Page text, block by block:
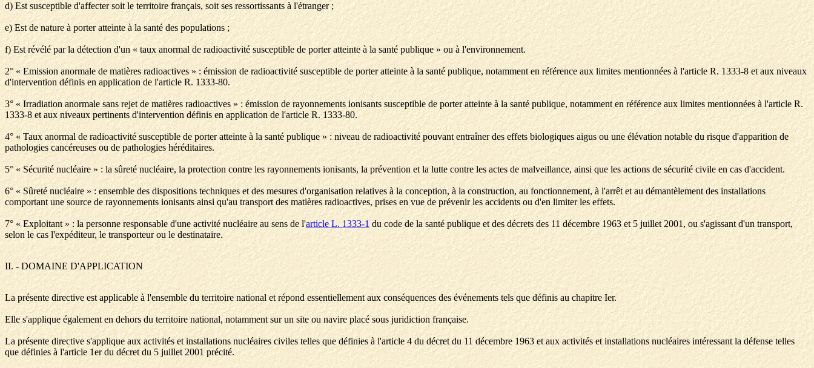
d) Est susceptible d'affecter soit le territoire français, soit ses ressortissants à l'étranger ;
e) Est de nature à porter atteinte à la santé des populations ;
f) Est révélé par la détection d'un « taux anormal de radioactivité susceptible de porter atteinte à la santé publique » ou à l'environnement.
2° « Emission anormale de matières radioactives » : émission de radioactivité susceptible de porter atteinte à la santé publique, notamment en référence aux limites mentionnées à l'article R. 1333-8 et aux niveaux
d'intervention définis en application de l'article R. 1333-80.
3° « Irradiation anormale sans rejet de matières radioactives » : émission de rayonnements ionisants susceptible de porter atteinte à la santé publique, notamment en référence aux limites mentionnées à l'article R.
1333-8 et aux niveaux pertinents d'intervention définis en application de l'article R. 1333-80.
4° « Taux anormal de radioactivité susceptible de porter atteinte à la santé publique » : niveau de radioactivité pouvant entraîner des effets biologiques aigus ou une élévation notable du risque d'apparition de
pathologies cancéreuses ou de pathologies héréditaires.
5° « Sécurité nucléaire » : la sûreté nucléaire, la protection contre les rayonnements ionisants, la prévention et la lutte contre les actes de malveillance, ainsi que les actions de sécurité civile en cas d'accident.
6° « Sûreté nucléaire » : ensemble des dispositions techniques et des mesures d'organisation relatives à la conception, à la construction, au fonctionnement, à l'arrêt et au démantèlement des installations
comportant une source de rayonnements ionisants ainsi qu'au transport des matières radioactives, prises en vue de prévenir les accidents ou d'en limiter les effets.
7° « Exploitant » : la personne responsable d'une activité nucléaire au sens de l'article L. 1333-1du code de la santé publique et des décrets des 11 décembre 1963 et 5 juillet 2001, ou s'agissant d'un transport,
selon le cas l'expéditeur, le transporteur ou le destinataire.
II. - DOMAINE D'APPLICATION
La présente directive est applicable à l'ensemble du territoire national et répond essentiellement aux conséquences des événements tels que définis au chapitre Ier.
Elle s'applique également en dehors du territoire national, notamment sur un site ou navire placé sous juridiction française.
La présente directive s'applique aux activités et installations nucléaires civiles telles que définies à l'article 4 du décret du 11 décembre 1963 et aux activités et installations nucléaires intéressant la défense telles
que définies à l'article 1er du décret du 5 juillet 2001 précité.